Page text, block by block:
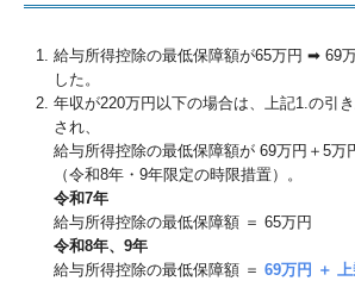
給与所得控除の最低保障額が65万円 ➡ 69
した。
年収が220万円以下の場合は、上記1.の引
され、
給与所得控除の最低保障額が 69万円＋5万
（令和8年・9年限定の時限措置）。
令和7年
給与所得控除の最低保障額 ＝ 65万円
令和8年、9年
給与所得控除の最低保障額 ＝ 69万円 ＋